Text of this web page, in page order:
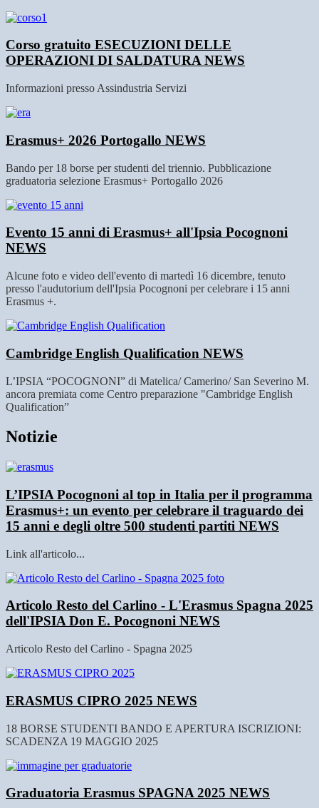
Corso gratuito ESECUZIONI DELLE
OPERAZIONI DI SALDATURANEWS
Informazioni presso Assindustria Servizi
Erasmus+ 2026 Portogallo NEWS
Bando per 18 borse per studenti del triennio. Pubblicazione
graduatoria selezione Erasmus+ Portogallo 2026
Evento 15 anni di Erasmus+ all'Ipsia Pocognoni
NEWS
Alcune foto e video dell'evento di martedì 16 dicembre, tenuto
presso l'audutorium dell'Ipsia Pocognoni per celebrare i 15 anni
Erasmus +.
Cambridge English Qualification NEWS
L’IPSIA “POCOGNONI” di Matelica/ Camerino/ San Severino M.
ancora premiata come Centro preparazione "Cambridge English
Qualification”
Notizie
L’IPSIA Pocognoni al top in Italia per il programma
Erasmus+: un evento per celebrare il traguardo dei
15 anni e degli oltre 500 studenti partiti NEWS
Link all'articolo...
Articolo Resto del Carlino - L'Erasmus Spagna 2025
dell'IPSIA Don E. Pocognoni NEWS
Articolo Resto del Carlino - Spagna 2025
ERASMUS CIPRO 2025 NEWS
18 BORSE STUDENTI BANDO E APERTURA ISCRIZIONI:
SCADENZA 19 MAGGIO 2025
Graduatoria Erasmus SPAGNA 2025 NEWS